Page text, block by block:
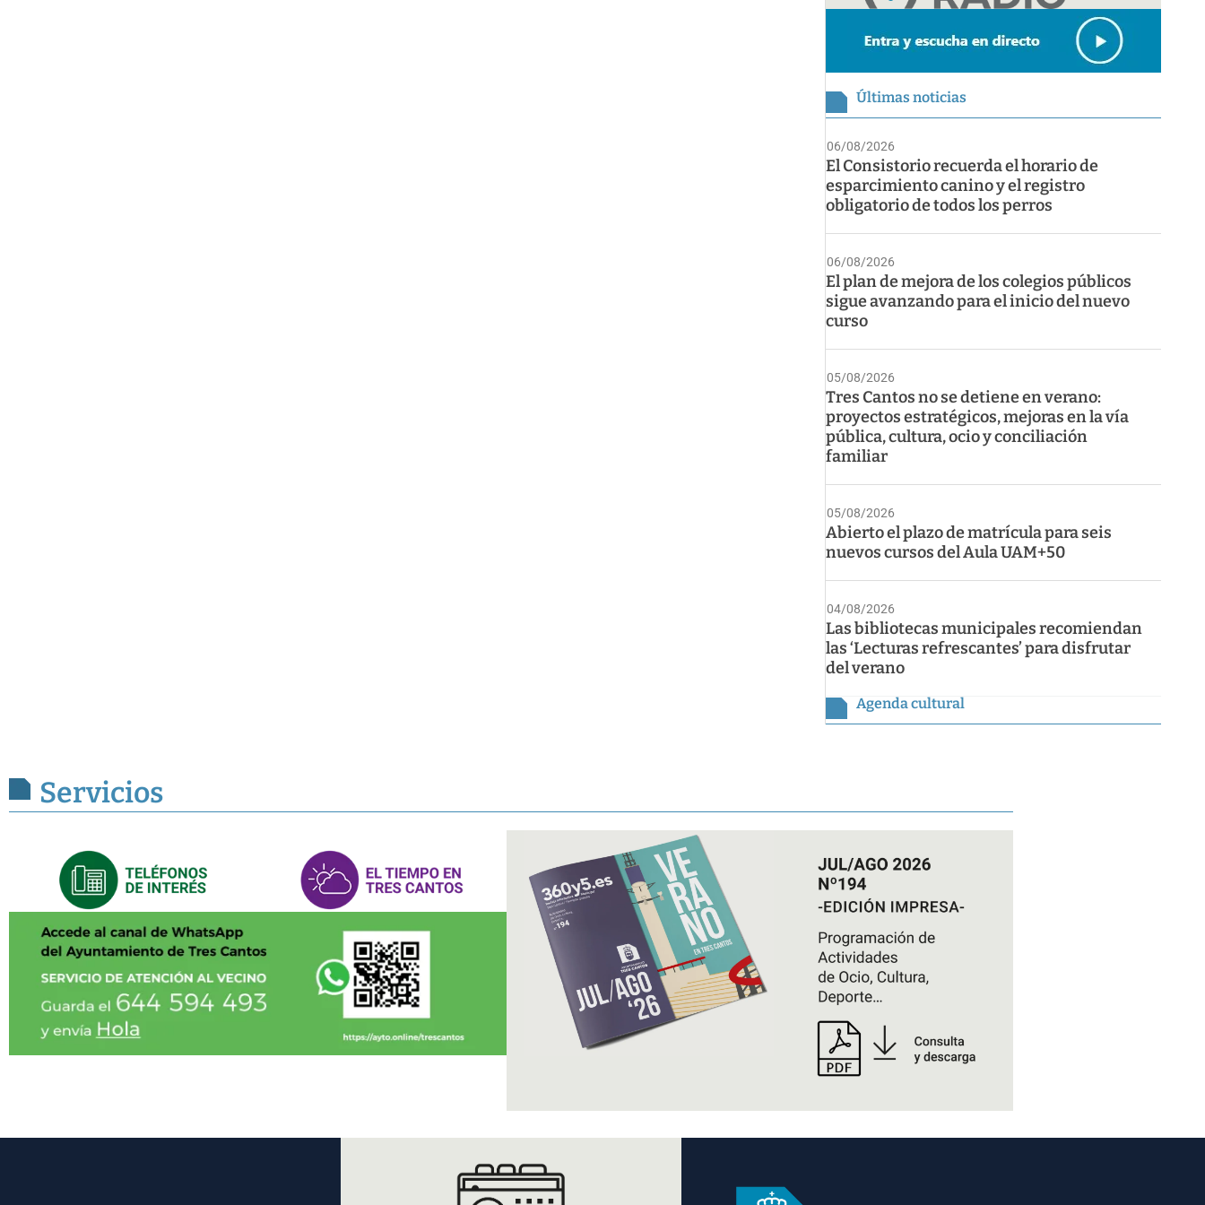
Últimas noticias
06/08/2026
El Consistorio recuerda el horario de
esparcimiento canino y el registro
obligatorio de todos los perros
06/08/2026
El plan de mejora de los colegios públicos
sigue avanzando para el inicio del nuevo
curso
05/08/2026
Tres Cantos no se detiene en verano:
proyectos estratégicos, mejoras en la vía
pública, cultura, ocio y conciliación
familiar
05/08/2026
Abierto el plazo de matrícula para seis
nuevos cursos del Aula UAM+50
04/08/2026
Las bibliotecas municipales recomiendan
las ‘Lecturas refrescantes’ para disfrutar
del verano
Agenda cultural
Servicios